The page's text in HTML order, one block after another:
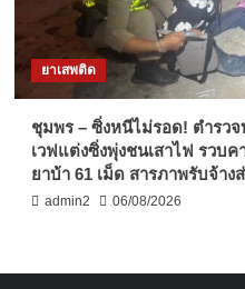
ยาเสพติด
ชุมพร – ซิ่งหนีไม่รอด! ตำรว
เวฟแต่งซิ่งพุ่งชนเสาไฟ รวบค
ยาบ้า 61 เม็ด สารภาพรับจ้าง
admin2 06/08/2026